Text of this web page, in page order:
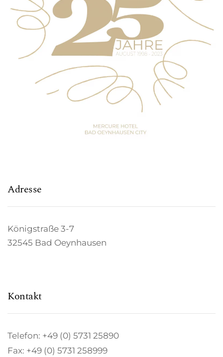
Adresse
Königstraße 3-7
32545 Bad Oeynhausen
Kontakt
Telefon: +49 (0) 5731 25890
Fax: +49 (0) 5731 258999